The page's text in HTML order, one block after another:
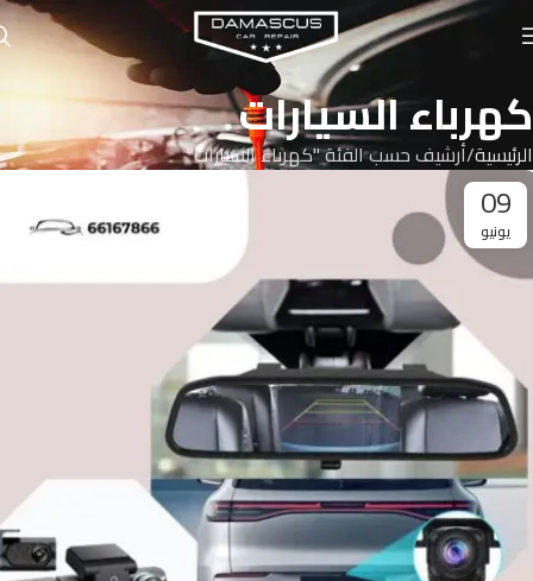
كهرباء السيارات
الرئيسية أرشيف حسب الفئة "كهرباء السيارات"
09
يونيو